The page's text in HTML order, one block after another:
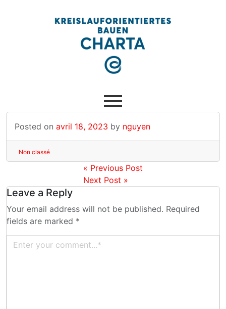
Posted on avril 18, 2023 by nguyen
Non classé
« Previous Post
Next Post »
Leave a Reply
Your email address will not be published. Required
fields are marked *